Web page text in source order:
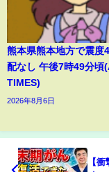
熊本県熊本地方で震度
配なし 午後7時49分頃
TIMES)
2026年8月6日
【